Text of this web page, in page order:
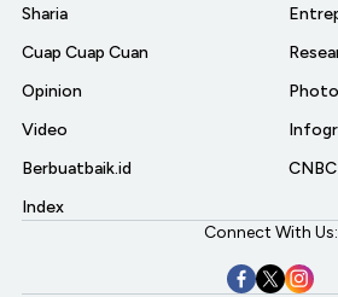
Sharia
Cuap Cuap Cuan
Opinion
Video
Berbuatbaik.id
Index
Photo
Connect With Us: